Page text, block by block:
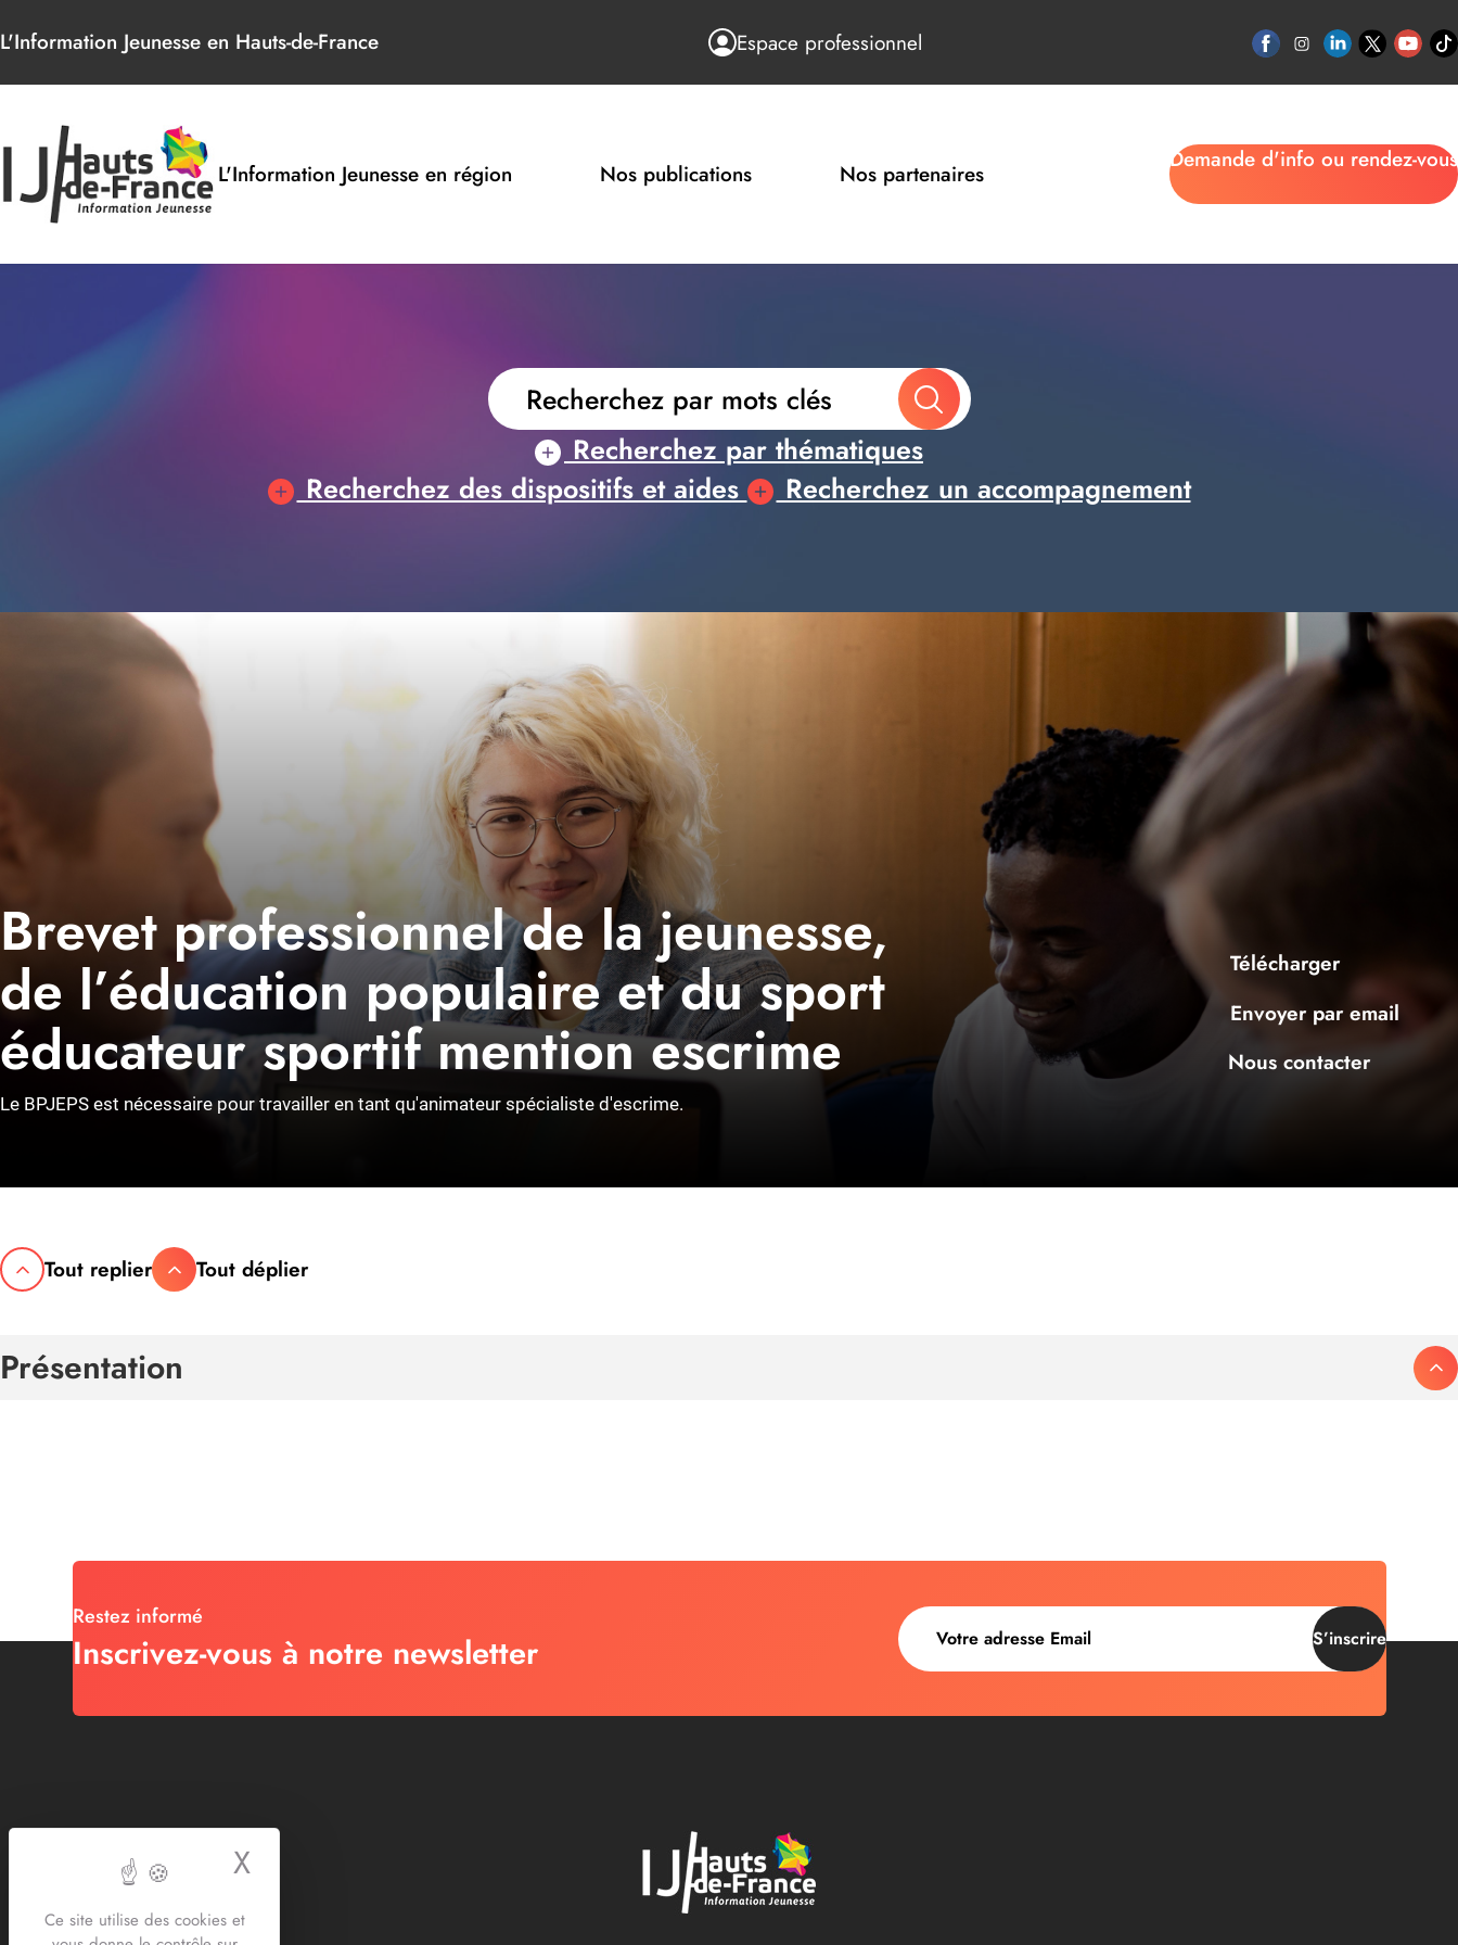
Ce site utilise des cookies et
X Masquer le bandeau des cookies
L'Information Jeunesse en Hauts-de-France Espace professionnel
L'Information Jeunesse en région Nos publications Nos partenaires
Demande d'info ou rendez-vous
Recherchez par thématiques
Recherchez des dispositifs et aides
Recherchez un accompagnement
Brevet professionnel de la jeunesse,
de l’éducation populaire et du sport
éducateur sportif mention escrime
Le BPJEPS est nécessaire pour travailler en tant qu'animateur spécialiste d'escrime.
Télécharger
Envoyer par email
Nous contacter
Tout replier Tout déplier
Présentation
Restez informé
Inscrivez-vous à notre newsletter S’inscrire